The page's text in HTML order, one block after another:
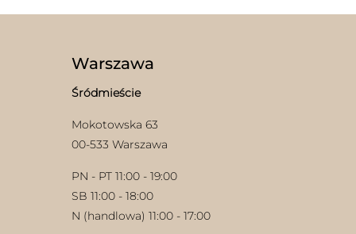
Warszawa
Śródmieście
Mokotowska 63
00-533 Warszawa
PN - PT 11:00 - 19:00
SB 11:00 - 18:00
N (handlowa) 11:00 - 17:00